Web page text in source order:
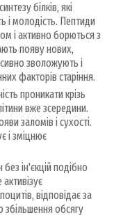
білків, які
і молодість. Пептиди
і активно борються з
появу нових,
зволожують і
факторів старіння.
проникати крізь
вже зсередини.
заломів і сухості.
і зміцнює
без ін'єкцій подібно
відповідає за
збільшення обсягу